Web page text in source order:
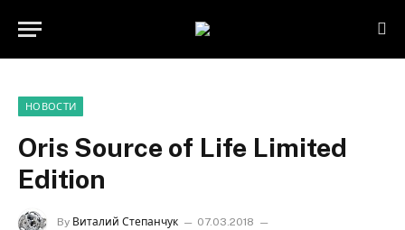
НОВОСТИ
Oris Source of Life Limited
Edition
By Виталий Степанчук
07.03.2018